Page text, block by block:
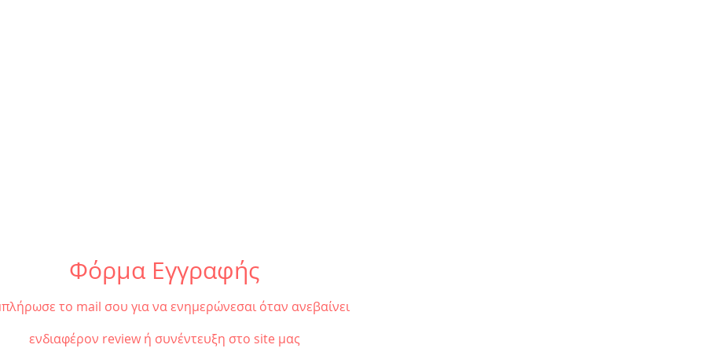
Φόρμα Εγγραφής
το mail σου για να ενημερώνεσαι όταν ανεβαίνει
ενδιαφέρον review ή συνέντευξη στο site μας